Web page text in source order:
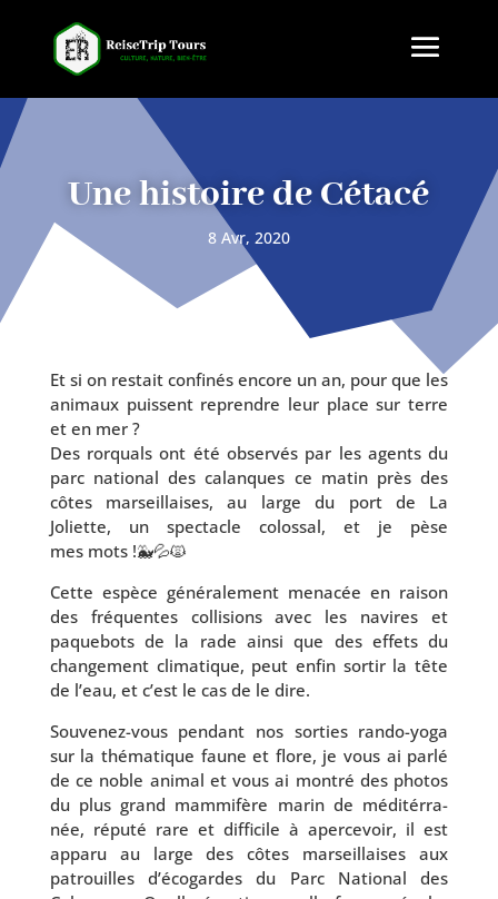
Une histoire de Cétacé
8 Avr, 2020
Et si on res­tait confi­nés encore un an, pour que les
ani­maux puissent reprendre leur place sur terre
et en mer ?
Des ror­quals ont été obser­vés par les agents du
parc natio­nal des calanques ce matin près des
côtes mar­seillaises, au large du port de La
Joliette, un spec­tacle colos­sal, et je pèse
mes mots !🐳💦🙀
Cette espèce géné­ra­le­ment mena­cée en rai­son
des fré­quentes col­li­sions avec les navires et
paque­bots de la rade ain­si que des effets du
chan­ge­ment cli­ma­tique, peut enfin sor­tir la tête
de l’eau, et c’est le cas de le dire.
Souvenez-vous pen­dant nos sor­ties rando-yoga
sur la thé­ma­tique faune et flore, je vous ai par­lé
de ce noble ani­mal et vous ai mon­tré des pho­tos
du plus grand mam­mi­fère marin de médi­tér­ra­
née, répu­té rare et dif­fi­cile à aper­ce­voir, il est
appa­ru au large des côtes mar­seillaises aux
patrouilles d’é­co­gardes du Parc National des